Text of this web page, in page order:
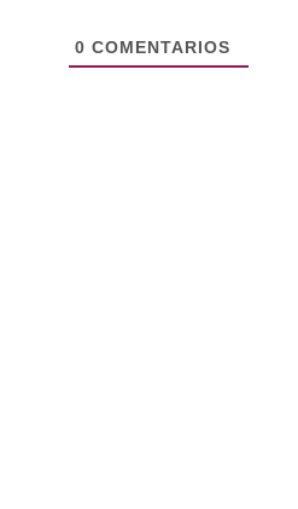
0 COMENTARIOS